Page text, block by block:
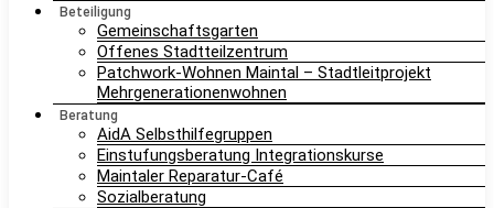
Beteiligung
Gemeinschaftsgarten
Offenes Stadtteilzentrum
Patchwork-Wohnen Maintal – Stadtleitprojekt
Mehrgenerationenwohnen
Beratung
AidA Selbsthilfegruppen
Einstufungsberatung Integrationskurse
Maintaler Reparatur-Café
Sozialberatung